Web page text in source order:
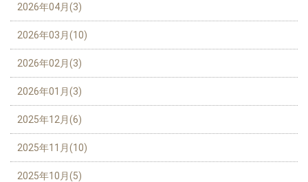
2026年04月(3)
2026年03月(10)
2026年02月(3)
2026年01月(3)
2025年12月(6)
2025年11月(10)
2025年10月(5)